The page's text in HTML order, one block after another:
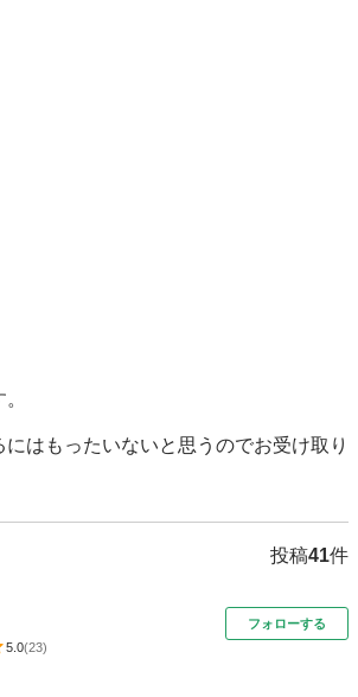
はもったいないと思うのでお受け取り
投稿41件
5.0(23)
フォローする